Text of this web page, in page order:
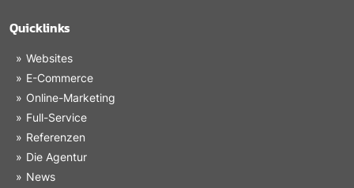
Quicklinks
Websites
E-Commerce
Online-Marketing
Full-Service
Referenzen
Die Agentur
News